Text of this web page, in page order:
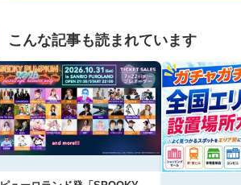
こんな記事も読まれています